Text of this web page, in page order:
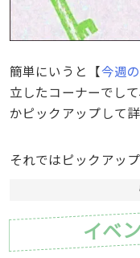
簡単にいうと【今週
立したコーナーでし
かピックアップして
それではピックアッ
イベ